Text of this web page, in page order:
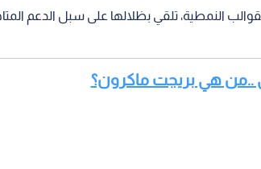
النمطية، تلقي بظلالها على سبل الدعم
..من هي بريجت ماكرون؟